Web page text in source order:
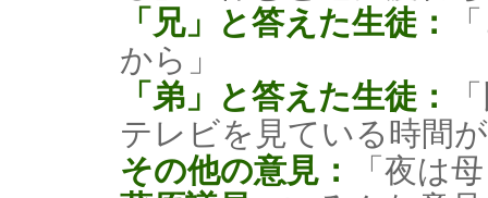
「兄」と答えた生徒：
から」
「弟」と答えた生徒：
テレビを見ている時間
その他の意見：
「夜は